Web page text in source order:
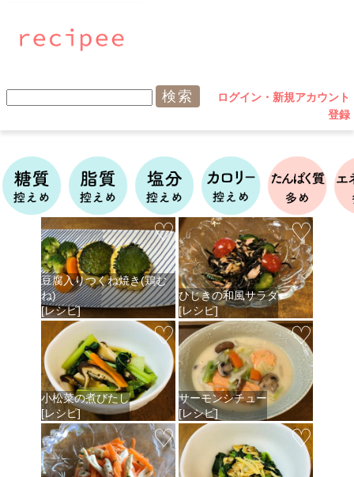
ログイン・新規アカウント
登録
♡
豆腐入りつくね焼き(鶏む
ね)
[レシピ]
♡
ひじきの和風サラダ
[レシピ]
♡
小松菜の煮びたし
[レシピ]
♡
サーモンシチュー
[レシピ]
♡ ♡